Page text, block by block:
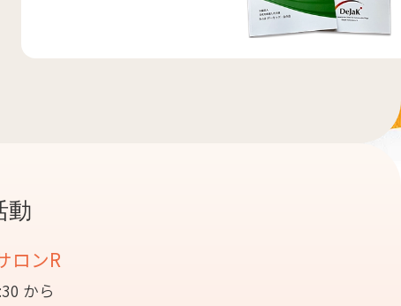
動
ロンR
から